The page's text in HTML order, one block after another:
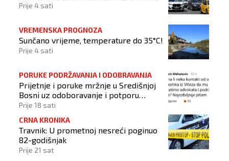
Prije 4 sati
VREMENSKA PROGNOZA
Sunčano vrijeme, temperature do 35°C!
Prije 4 sati
PORUKE PODRŽAVANJA I ODOBRAVANJA
Prijetnje i poruke mržnje u Središnjoj
Bosni uz odoboravanje i potporu
počinitelju
Prije 18 sati
CRNA KRONIKA
Travnik: U prometnoj nesreći poginuo
82-godišnjak
Prije 21 sat